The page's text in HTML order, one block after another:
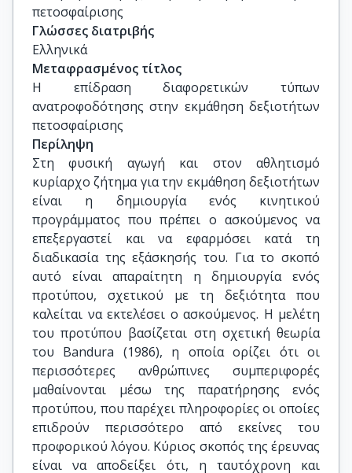
πετοσφαίρισης
Γλώσσες διατριβής
Ελληνικά
Μεταφρασμένος τίτλος
Η επίδραση διαφορετικών τύπων
ανατροφοδότησης στην εκμάθηση δεξιοτήτων
πετοσφαίρισης
Περίληψη
Στη φυσική αγωγή και στον αθλητισμό
κυρίαρχο ζήτημα για την εκμάθηση δεξιοτήτων
είναι η δημιουργία ενός κινητικού
προγράμματος που πρέπει ο ασκούμενος να
επεξεργαστεί και να εφαρμόσει κατά τη
διαδικασία της εξάσκησής του. Για το σκοπό
αυτό είναι απαραίτητη η δημιουργία ενός
προτύπου, σχετικού με τη δεξιότητα που
καλείται να εκτελέσει ο ασκούμενος. Η μελέτη
του προτύπου βασίζεται στη σχετική θεωρία
του Bandura (1986), η οποία ορίζει ότι οι
περισσότερες ανθρώπινες συμπεριφορές
μαθαίνονται μέσω της παρατήρησης ενός
προτύπου, που παρέχει πληροφορίες οι οποίες
επιδρούν περισσότερο από εκείνες του
προφορικού λόγου. Κύριος σκοπός της έρευνας
είναι να αποδείξει ότι, η ταυτόχρονη και